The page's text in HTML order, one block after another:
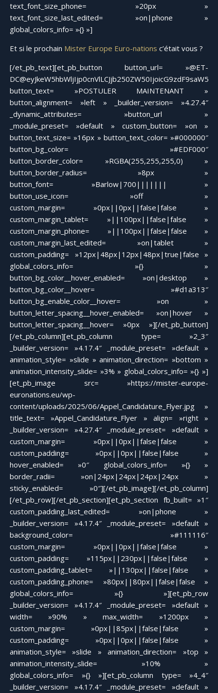
text_font_size_phone= »20px »
text_font_size_last_edited= »on|phone »
global_colors_info= »{} »]
Et si le prochain Mister Europe Euro-nations c’était vous ?
[/et_pb_text][et_pb_button button_url= »@ET-
button_text= »POSTULER MAINTENANT »
button_alignment= »left » _builder_version= »4.27.4″
_dynamic_attributes= »button_url »
_module_preset= »default » custom_button= »on »
button_text_size= »16px » button_text_color= »#000000″
button_bg_color= »#EDF000″
button_border_color= »RGBA(255,255,255,0) »
button_border_radius= »8px »
button_font= »Barlow|700||||||| »
button_use_icon= »off »
custom_margin= »0px||0px||false|false »
custom_margin_tablet= »||100px||false|false »
custom_margin_phone= »||100px||false|false »
custom_margin_last_edited= »on|tablet »
custom_padding= »12px|48px|12px|48px|true|false »
global_colors_info= »{} »
button_bg_color__hover_enabled= »on|desktop »
button_bg_color__hover= »#d1a313″
button_bg_enable_color__hover= »on »
button_letter_spacing__hover_enabled= »on|hover »
button_letter_spacing__hover= »0px »][/et_pb_button]
[/et_pb_column][et_pb_column type= »2_3″
_builder_version= »4.17.4″ _module_preset= »default »
animation_style= »slide » animation_direction= »bottom »
animation_intensity_slide= »3% » global_colors_info= »{} »]
[et_pb_image src= »https://mister-europe-
euronations.eu/wp-
content/uploads/2025/06/Appel_Candidature_Flyer.jpg »
title_text= »Appel_Candidature_Flyer » align= »right »
_builder_version= »4.27.4″ _module_preset= »default »
custom_margin= »0px||0px||false|false »
custom_padding= »0px||0px||false|false »
hover_enabled= »0″ global_colors_info= »{} »
border_radii= »on|24px|24px|24px|24px »
sticky_enabled= »0″][/et_pb_image][/et_pb_column]
[/et_pb_row][/et_pb_section][et_pb_section fb_built= »1″
custom_padding_last_edited= »on|phone »
_builder_version= »4.17.4″ _module_preset= »default »
background_color= »#111116″
custom_margin= »0px||0px||false|false »
custom_padding= »115px||230px||false|false »
custom_padding_tablet= »||130px||false|false »
custom_padding_phone= »80px||80px||false|false »
global_colors_info= »{} »][et_pb_row
_builder_version= »4.17.4″ _module_preset= »default »
width= »90% » max_width= »1200px »
custom_margin= »0px||85px||false|false »
custom_padding= »0px||0px||false|false »
animation_style= »slide » animation_direction= »top »
animation_intensity_slide= »10% »
global_colors_info= »{} »][et_pb_column type= »4_4″
_builder_version= »4.17.4″ _module_preset= »default »